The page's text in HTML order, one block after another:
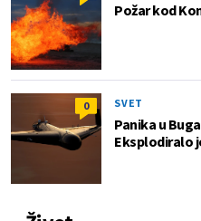
Požar kod
0 SVET
Panika u
Eksplodiralo